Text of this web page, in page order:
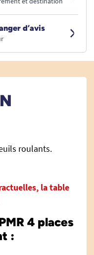
d’avis
roulants.
la table
4 places
: